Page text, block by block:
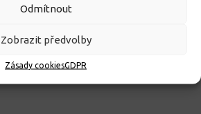
Odmítnout
Zobrazit předvolby
Zásady cookiesGDPR